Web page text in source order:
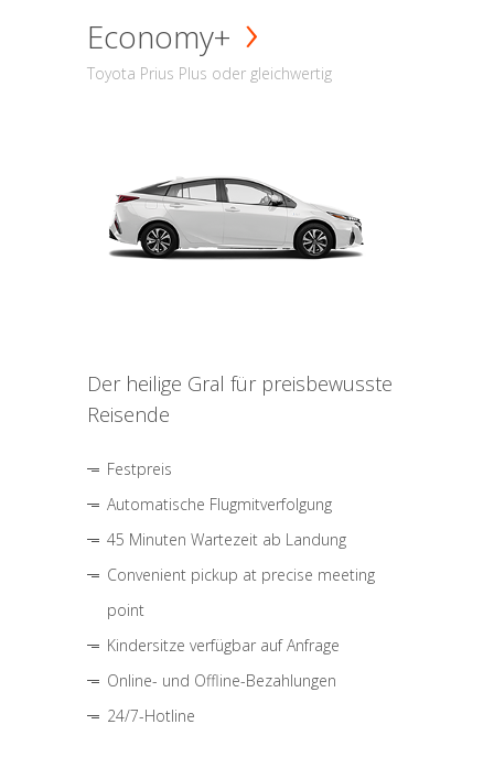
Economy+
Toyota Prius Plus oder gleichwertig
Der heilige Gral für preisbewusste
Reisende
Festpreis
Automatische Flugmitverfolgung
45 Minuten Wartezeit ab Landung
Convenient pickup at precise meeting
point
Kindersitze verfügbar auf Anfrage
Online- und Offline-Bezahlungen
24/7-Hotline